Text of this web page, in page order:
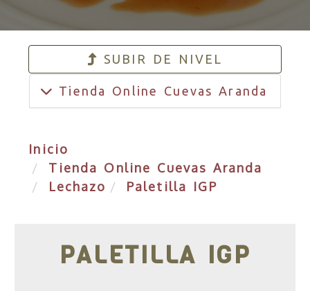
SUBIR DE NIVEL
Tienda Online Cuevas Aranda
Inicio
Tienda Online Cuevas Aranda
Lechazo
Paletilla IGP
PALETILLA IGP